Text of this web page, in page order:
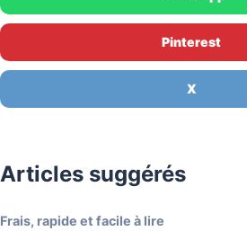
Pinterest
X
Articles suggérés
Frais, rapide et facile à lire